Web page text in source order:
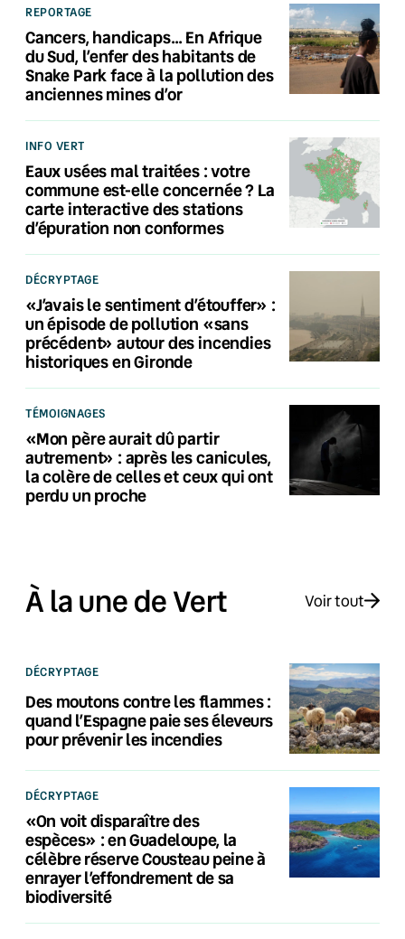
REPORTAGE
Cancers, handicaps… En Afrique
du Sud, l’enfer des habitants de
Snake Park face à la pollution des
anciennes mines d’or
INFO VERT
Eaux usées mal traitées : votre
commune est-elle concernée ? La
carte interactive des stations
d’épuration non conformes
DÉCRYPTAGE
«J’avais le sentiment d’étouffer» :
un épisode de pollution «sans
précédent» autour des incendies
historiques en Gironde
TÉMOIGNAGES
«Mon père aurait dû partir
autrement» : après les canicules,
la colère de celles et ceux qui ont
perdu un proche
À la une de Vert Voir tout
DÉCRYPTAGE
Des moutons contre les flammes :
quand l’Espagne paie ses éleveurs
pour prévenir les incendies
DÉCRYPTAGE
«On voit disparaître des
espèces» : en Guadeloupe, la
célèbre réserve Cousteau peine à
enrayer l’effondrement de sa
biodiversité